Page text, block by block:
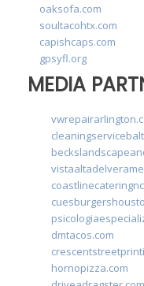
oaksofa.com
soultacohtx.com
capishcaps.com
gpsyfl.org
MEDIA
dmtacos.com
hornopizza.com